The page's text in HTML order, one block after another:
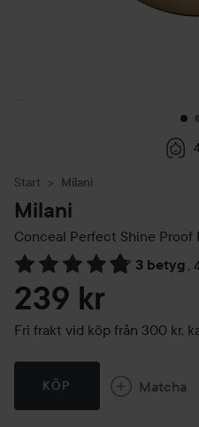
Start Milani
Milani
Conceal Perfect Shine Proof
3 betyg ,
Hoppa till Betyg &
239 kr
Fri frakt vid köp från 300 kr,
KÖP Matcha